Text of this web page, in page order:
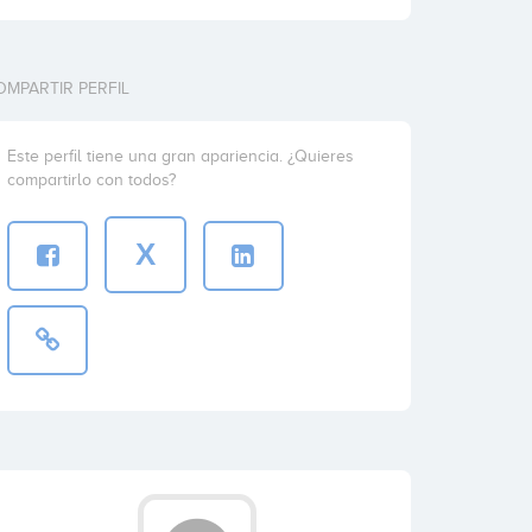
PERFIL
Este perfil tiene una gran apariencia. ¿Quieres
compartirlo con todos?
X